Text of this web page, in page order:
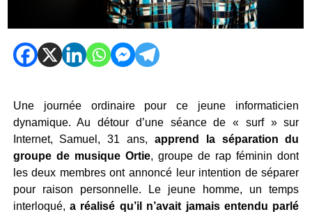
Une journée ordinaire pour ce jeune informaticien
dynamique. Au détour d’une séance de « surf » sur
Internet, Samuel, 31 ans, apprend la séparation du
groupe de musique Ortie, groupe de rap féminin dont
les deux membres ont annoncé leur intention de séparer
pour raison personnelle. Le jeune homme, un temps
interloqué, a réalisé qu’il n’avait jamais entendu parlé